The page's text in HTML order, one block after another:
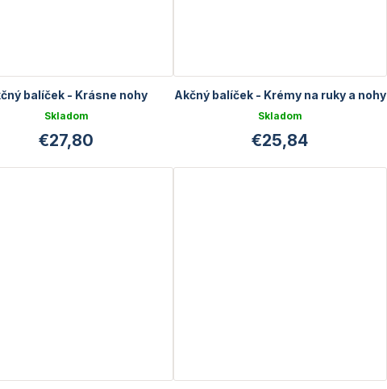
balíček - Krásne nohy
Skladom
€27,80
Akčný balíček - Krémy na ruky a nohy
Skladom
€25,84